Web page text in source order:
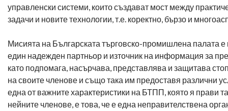
управленски системи, които създават мост между
задачи и новите технологии, т.е. коректно, бързо и
Мисията на Българската търговско-промишлена палата
един надежден партньор и източник на информация за
като подпомага, насърчава, представлява и защитава
на своите членове и също така им предоставя различни
една от важните характеристики на БТПП, която я прави
нейните членове, е това, че е една неправителствена